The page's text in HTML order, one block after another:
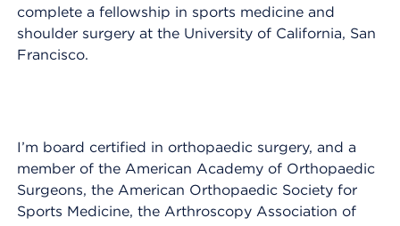
complete a fellowship in sports medicine and
shoulder surgery at the University of California, San
Francisco.
I’m board certified in orthopaedic surgery, and a
member of the American Academy of Orthopaedic
Surgeons, the American Orthopaedic Society for
Sports Medicine, the Arthroscopy Association of